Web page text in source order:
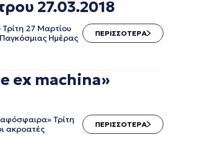
27.03.2018
27 Μαρτίου
Ημέρας
ΠΕΡΙΣΣΟΤΕΡΑ
ex machina»
Τρίτη
ακροατές
ΠΕΡΙΣΣΟΤΕΡΑ